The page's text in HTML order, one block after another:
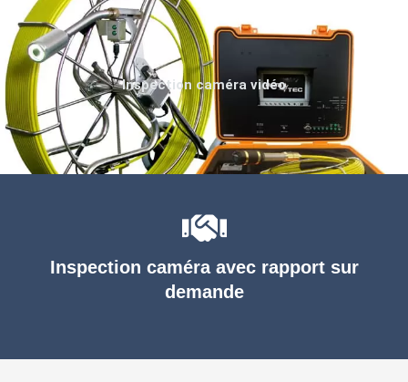
Inspection caméra avec rapport sur
demande
Inspection caméra vidéo